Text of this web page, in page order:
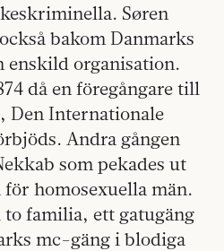
Søren
bakom Danmarks
enskild organisation.
då en föregångare till
Den Internationale
Andra gången
som pekades ut
homosexuella män.
to familia, ett gatugäng
mc-gäng i blodiga